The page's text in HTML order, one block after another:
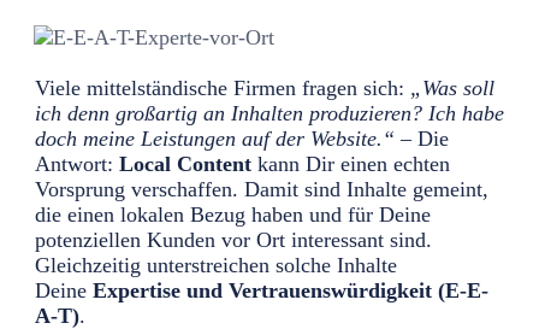
Viele mittelständische Firmen fragen sich: „Was soll
ich denn großartig an Inhalten produzieren? Ich habe
doch meine Leistungen auf der Website.“ – Die
Antwort: Local Content kann Dir einen echten
Vorsprung verschaffen. Damit sind Inhalte gemeint,
die einen lokalen Bezug haben und für Deine
potenziellen Kunden vor Ort interessant sind.
Gleichzeitig unterstreichen solche Inhalte
Deine Expertise und Vertrauenswürdigkeit (E-E-
A-T).